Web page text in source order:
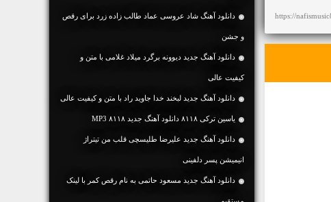
https:// دانلود آهنگ شاد عروسی عماد طالب زاده زرد برای رقص
و جشن
دانلود آهنگ جديد دیوونه برگرد میلاد غلامی با متن و
کیفیت عالی
دانلود آهنگ جديد لبخند خدا جاوید راد با متن و کیفیت عالی
یاسین ترکی ۸۱۱۸ دانلود آهنگ جدید ۸۱۱۸ MP3
دانلود آهنگ جدید علیرضا طلیسچی قلب من تیتراژ
انیمیشن پسر دلفینی
دانلود آهنگ جديد مسعود حاتمی به نام رقص کمر با لینک